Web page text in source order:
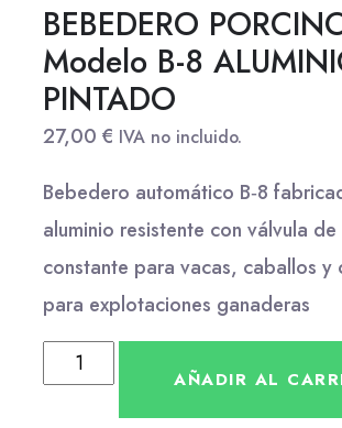
BEBEDERO
Modelo B-8
PINTADO
27,00 € IVA no incluido.
Bebedero automático B‑8
aluminio resistente con válvula
constante para vacas, caballos y
para explotaciones ganaderas
AÑADIR AL